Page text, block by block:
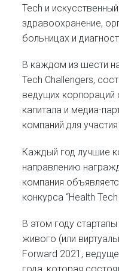
Tech и
здравоохранение,
больницах и
В каждом из шести
Tech Challengers,
ведущих корпораций
капитала и медиа-
компаний для
Каждый год лучшие
направлению
компания
конкурса “Health
В этом году
живого (или
Forward 2021,